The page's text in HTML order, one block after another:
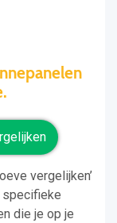
vergelijken’
specifieke
die je op je